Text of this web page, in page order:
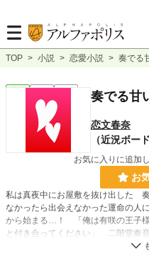
TOP > 小説 > 恋愛小説 > 奏でる
完結 短編 奏でる甘
恋文春奈
（近況ボー
お気に入りに追加
お
私は真夜中にお屋敷を抜け出した
なかったら出会えなかった運命の
から始まる…！ 「俺は有咲の王子
と付き合ってください」 二階堂